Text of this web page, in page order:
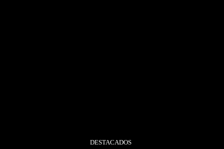
DESTACADOS